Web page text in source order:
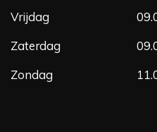
Vrijdag
Zaterdag
Zondag